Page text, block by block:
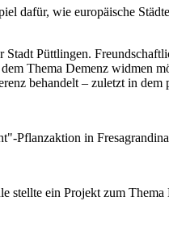
dafür, wie europäische
Stadt Püttlingen.
Thema Demenz widmen
behandelt – zuletzt in
Pflanzaktion in
stellte ein Projekt zum Thema